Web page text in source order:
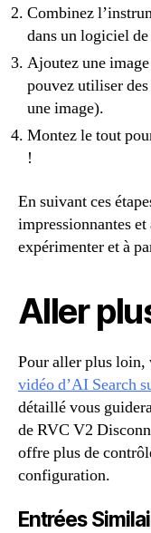
Combinez
dans un logiciel
Ajoutez une
pouvez utiliser
une image).
Montez le tout
!
En suivant ces
impressionnantes et
expérimenter et à
Aller
Pour aller plus loin,
vidéo d’AI Search
détaillé vous
de RVC V2
offre plus de
configuration.
Entrées